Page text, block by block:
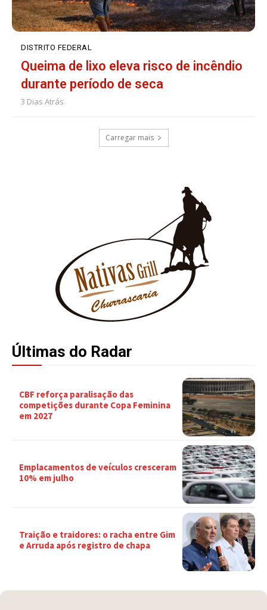
DISTRITO FEDERAL
Queima de lixo eleva risco de incêndio
durante período de seca
3 Dias Atrás
Carregar mais
Últimas do Radar
CBF reforça paralisação das
competições durante Copa Feminina
em 2027
Emplacamentos de veículos cresceram
10% em julho
Traição e traidores: o racha entre Gim
e Arruda após registro de chapa